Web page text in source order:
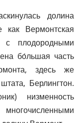
долина
как Вермонтская
с плодородными
бо́льшая часть
здесь же
Берлингтон.
низменность